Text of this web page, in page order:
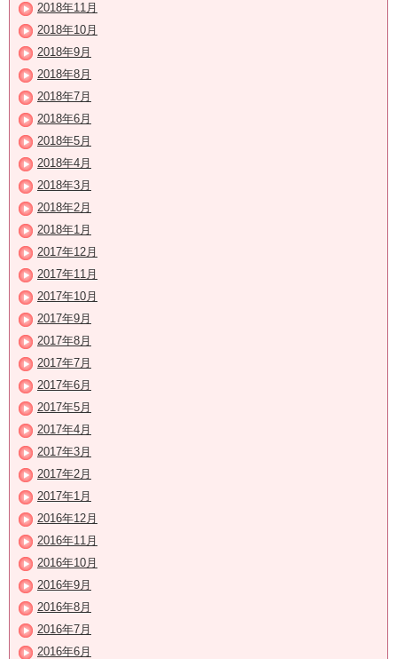
2018年11月
2018年10月
2018年9月
2018年8月
2018年7月
2018年6月
2018年5月
2018年4月
2018年3月
2018年2月
2018年1月
2017年12月
2017年11月
2017年10月
2017年9月
2017年8月
2017年7月
2017年6月
2017年5月
2017年4月
2017年3月
2017年2月
2017年1月
2016年12月
2016年11月
2016年10月
2016年9月
2016年8月
2016年7月
2016年6月